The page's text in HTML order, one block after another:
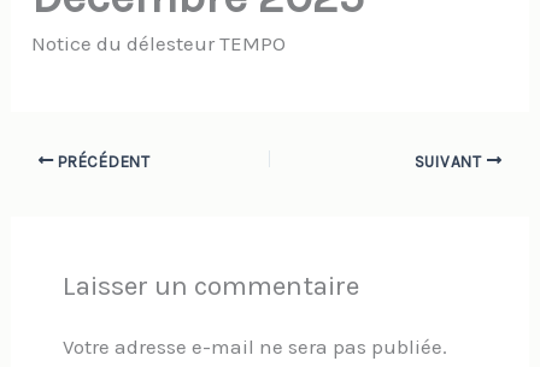
Notice du délesteur TEMPO
PRÉCÉDENT SUIVANT
Laisser un commentaire
Votre adresse e-mail ne sera pas publiée.